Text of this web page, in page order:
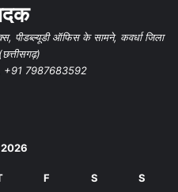
पीडब्ल्यूडी ऑफिस के सामने, कवर्धा जिला
+91 7987683592
F S S